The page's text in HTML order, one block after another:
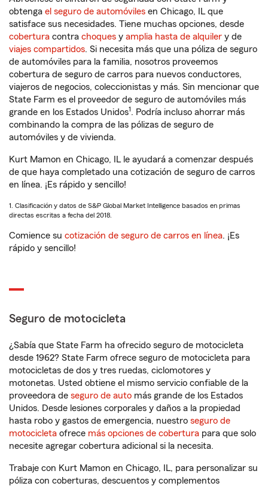
obtenga el seguro de automóviles en Chicago, IL que
satisface sus necesidades. Tiene muchas opciones, desde
cobertura contra choques y amplia hasta de alquiler y de
viajes compartidos. Si necesita más que una póliza de seguro
de automóviles para la familia, nosotros proveemos
cobertura de seguro de carros para nuevos conductores,
viajeros de negocios, coleccionistas y más. Sin mencionar que
State Farm es el proveedor de seguro de automóviles más
grande en los Estados Unidos1. Podría incluso ahorrar más
combinando la compra de las pólizas de seguro de
automóviles y de vivienda.
Kurt Mamon en Chicago, IL le ayudará a comenzar después
de que haya completado una cotización de seguro de carros
en línea. ¡Es rápido y sencillo!
1. Clasificación y datos de S&P Global Market Intelligence basados en primas
directas escritas a fecha del 2018.
Comience su cotización de seguro de carros en línea. ¡Es
rápido y sencillo!
Seguro de motocicleta
¿Sabía que State Farm ha ofrecido seguro de motocicleta
desde 1962? State Farm ofrece seguro de motocicleta para
motocicletas de dos y tres ruedas, ciclomotores y
motonetas. Usted obtiene el mismo servicio confiable de la
proveedora de seguro de auto más grande de los Estados
Unidos. Desde lesiones corporales y daños a la propiedad
hasta robo y gastos de emergencia, nuestro seguro de
motocicleta ofrece más opciones de cobertura para que solo
necesite agregar cobertura adicional si la necesita.
Trabaje con Kurt Mamon en Chicago, IL, para personalizar su
póliza con coberturas, descuentos y complementos